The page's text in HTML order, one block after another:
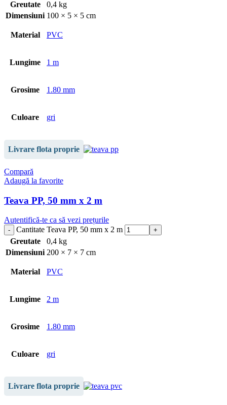
Greutate
0,4 kg
Dimensiuni 100 × 5 × 5 cm
Material PVC
Lungime 1 m
Grosime 1.80 mm
Culoare gri
Livrare flota proprie
Compară
Adaugă la favorite
Teava PP, 50 mm x 2 m
Autentifică-te ca să vezi prețurile
Cantitate Teava PP, 50 mm x 2 m
Greutate
0,4 kg
Dimensiuni 200 × 7 × 7 cm
Material PVC
Lungime 2 m
Grosime 1.80 mm
Culoare gri
Livrare flota proprie